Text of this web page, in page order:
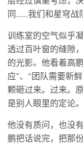
同……我们和星穹战
训练室的空气似乎
透过百叶窗的缝隙
的光影。他看着高
应”、“团队需要新
颗砸过来。过来。
是别人眼里的定论。
他没有质问，也没
鹏把话说完，把那